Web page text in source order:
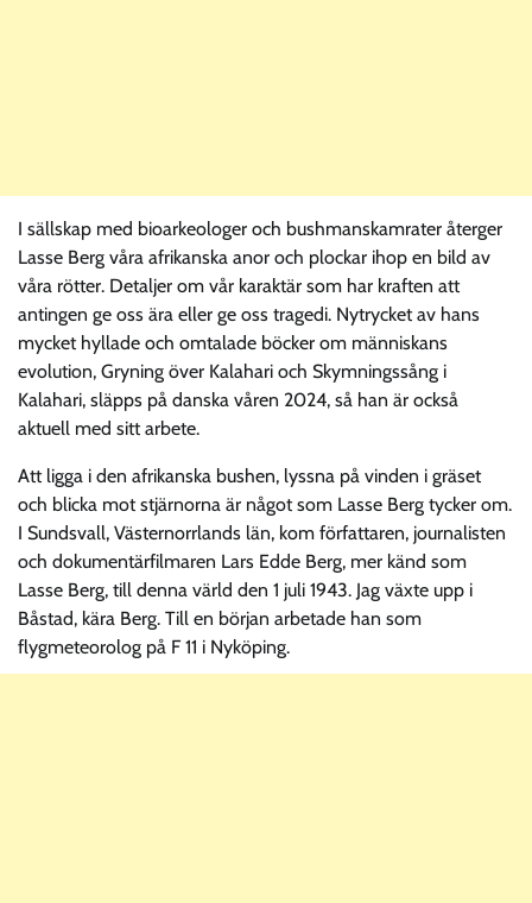
I sällskap med bioarkeologer och bushmanskamrater återger
Lasse Berg våra afrikanska anor och plockar ihop en bild av
våra rötter. Detaljer om vår karaktär som har kraften att
antingen ge oss ära eller ge oss tragedi. Nytrycket av hans
mycket hyllade och omtalade böcker om människans
evolution, Gryning över Kalahari och Skymningssång i
Kalahari, släpps på danska våren 2024, så han är också
aktuell med sitt arbete.
Att ligga i den afrikanska bushen, lyssna på vinden i gräset
och blicka mot stjärnorna är något som Lasse Berg tycker om.
I Sundsvall, Västernorrlands län, kom författaren, journalisten
och dokumentärfilmaren Lars Edde Berg, mer känd som
Lasse Berg, till denna värld den 1 juli 1943. Jag växte upp i
Båstad, kära Berg. Till en början arbetade han som
flygmeteorolog på F 11 i Nyköping.